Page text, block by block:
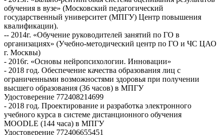
обучения в вузе» (Московский педагогический
государственный университет (МПГУ) Центр повышения
квалификации).
-- 2014г. «Обучение руководителей занятий по ГО в
организациях» (Учебно-методический центр по ГО и ЧС ЦАО
г. Москвы)
- 2016г. «Основы нейропсихологии. Инновации»
- 2018 год. Обеспечение качества образования лиц с
ограниченными возможностями здоровья при получении
высшего образования (36 часов) в МПГУ
Удостоверение 772408214699
- 2018 год. Проектирование и разработка электронного
учебного курса в системе дистанционного обучения
MOODLE (144 часа) в МПГУ
Удостоверение 772406655451